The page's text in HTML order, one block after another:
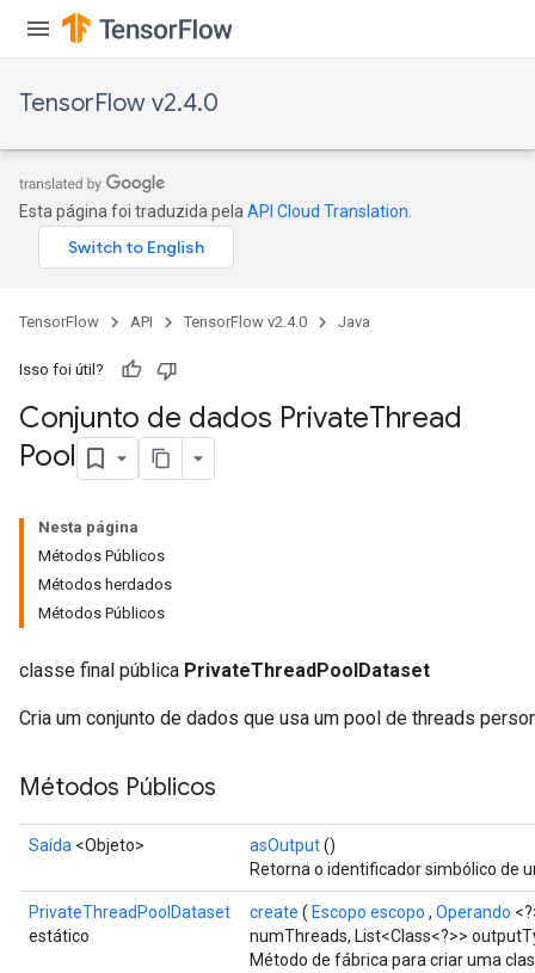
TensorFlow v2.4.0
Esta página foi traduzida pela API Cloud Translation
TensorFlow API TensorFlow v2.4.0 Java
Isso foi útil?
Conjunto de dados PrivateThread
Pool
Nesta página
Métodos Públicos
Métodos herdados
Métodos Públicos
classe final pública PrivateThreadPoolDataset
Cria um conjunto de dados que usa um pool de threads
Métodos Públicos
Saída <Objeto> asOutput()
Retorna o identificador simbólico de
PrivateThreadPoolDataset
estático
create ( Escopo escopo , Operando
numThreads, List<Class<?>>
Método de fábrica para criar uma